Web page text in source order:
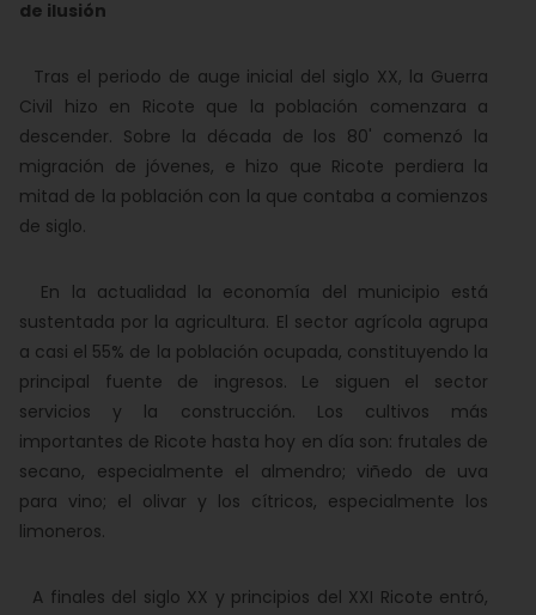
de ilusión
Tras el periodo de auge inicial del siglo XX, la Guerra
Civil hizo en Ricote que la población comenzara a
descender. Sobre la década de los 80' comenzó la
migración de jóvenes, e hizo que Ricote perdiera la
mitad de la población con la que contaba a comienzos
de siglo.
En la actualidad la economía del municipio está
sustentada por la agricultura. El sector agrícola agrupa
a casi el 55% de la población ocupada, constituyendo la
principal fuente de ingresos. Le siguen el sector
servicios y la construcción. Los cultivos más
importantes de Ricote hasta hoy en día son: frutales de
secano, especialmente el almendro; viñedo de uva
para vino; el olivar y los cítricos, especialmente los
limoneros.
A finales del siglo XX y principios del XXI Ricote entró,